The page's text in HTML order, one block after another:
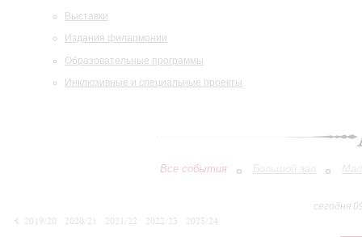
Выставки
Издания филармонии
Образовательные программы
Инклюзивные и специальные проекты
Все события Большой зал
сегодня
2019/20
2020/21 2021/22 2022/23
2023/24